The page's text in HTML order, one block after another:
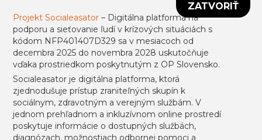
ZATVORIŤ
Projekt Socialeasator – Digitálna platforma na
podporu a sieťovanie ľudí v krízových situáciách s
kódom NFP401407D329 sa v mesiacoch od
decembra 2025 do novembra 2028 uskutočňuje
vďaka prostriedkom poskytnutým z OP Slovensko.
Socialeasator je digitálna platforma, ktorá
zjednodušuje prístup zraniteľných skupín k
sociálnym, zdravotným a verejným službám. V
jednom prehľadnom a inkluzívnom online prostredí
poskytuje informácie o dostupných službách,
diagnózach, možnostiach odbornej pomoci a
Všeobecné obchodné podmienky
Informácie k portálu usmevpredruhych.sk
Projekt sa uskutočňuje vďaka prostriedkom
poskytnutým z ESF.
Prihlásiť sa Registrovať